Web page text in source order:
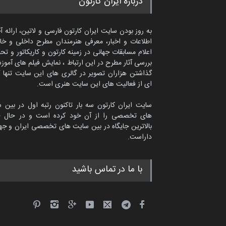
به روز بودن سایت ایران کارتون فارسی و لاتین، ارائه
اطلاعات و اخبار، معرفی هنرمندان مطرح داخلی و
اعلام مسابقات جهانی در زمینه کارتون و کاریکاتور و
بررسی آثار مطرح در این ارتباط ، نمایش فیلم های
گذاشتن هزاران تصویر در گالری های این سایت
ای از فعالیت های این سایت هنری است.
سایت ایران کارتون سه بار تاکنون رتبه اول در
های تخصصی را از آن خود کرده است و در حال
بالاترین جایگاه در بین سایت های تخصصی ایران و
داراست.
با ما در تماس باشید
امین الحباره از عربستان سعودی
کاریکاتور